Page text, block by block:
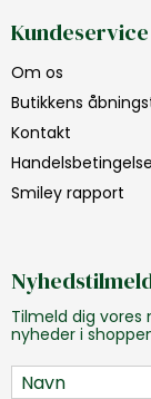
Kundeservice
Om os
Butikkens
Kontakt
Smiley rapport
Tilmeld dig vores
nyheder i